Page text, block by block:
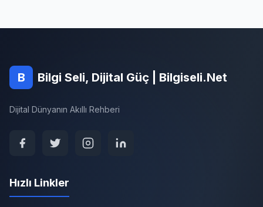
B Bilgi Seli, Dijital Güç | Bilgiseli.Net
Dijital Dünyanın Akıllı Rehberi
Hızlı Linkler